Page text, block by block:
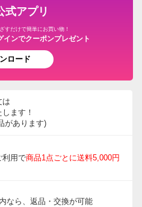
ルパネル
照明
品
アプリ
すだけで簡単にお買い物！
インでクーポンプレゼント
ロード
は
ます！
があります)
利用で商品1点ごとに送料5,000円
なら、返品・交換が可能